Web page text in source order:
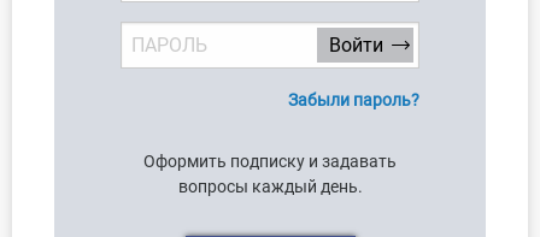
Забыли пароль?
Оформить подписку и задавать
вопросы каждый день.